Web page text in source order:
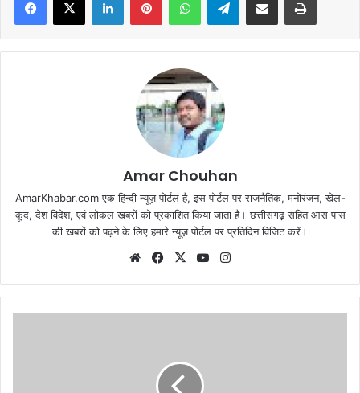
Amar Chouhan
AmarKhabar.com एक हिन्दी न्यूज़ पोर्टल है, इस पोर्टल पर राजनैतिक, मनोरंजन, खेल-
कूद, देश विदेश, एवं लोकल खबरों को प्रकाशित किया जाता है। छत्तीसगढ़ सहित आस पास
की खबरों को पढ़ने के लिए हमारे न्यूज़ पोर्टल पर प्रतिदिन विजिट करें।
WebsiteFacebook
X YouTube